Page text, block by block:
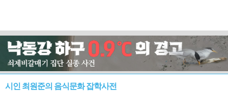
시인 최원준의 음식문화 잡학사전